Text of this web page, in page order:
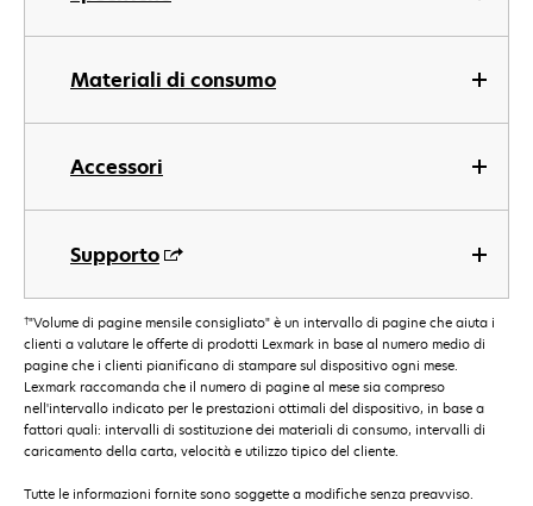
Materiali di consumo
Accessori
Supporto
†"Volume di pagine mensile consigliato" è un intervallo di pagine che aiuta i
clienti a valutare le offerte di prodotti Lexmark in base al numero medio di
pagine che i clienti pianificano di stampare sul dispositivo ogni mese.
Lexmark raccomanda che il numero di pagine al mese sia compreso
nell'intervallo indicato per le prestazioni ottimali del dispositivo, in base a
fattori quali: intervalli di sostituzione dei materiali di consumo, intervalli di
caricamento della carta, velocità e utilizzo tipico del cliente.
Tutte le informazioni fornite sono soggette a modifiche senza preavviso.